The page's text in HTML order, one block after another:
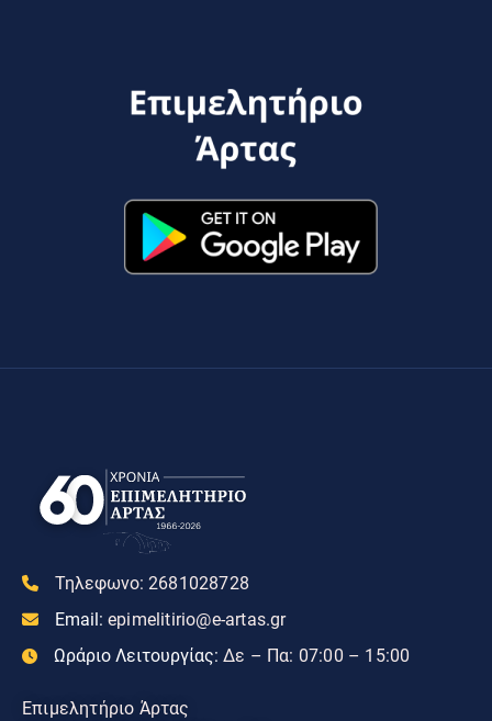
Τηλεφωνο: 2681028728
Email: epimelitirio@e-artas.gr
Ωράριο Λειτουργίας: Δε – Πα: 07:00 – 15:00
Επιμελητήριο Άρτας